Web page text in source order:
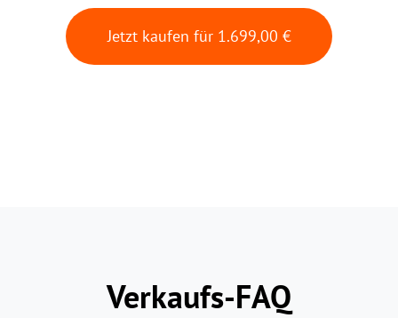
Jetzt kaufen für 1.699,00 €
Verkaufs-FAQ